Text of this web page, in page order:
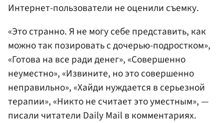
Интернет-пользователи не оценили съемку.
«Это странно. Я не могу себе представить, как
можно так позировать с дочерью-подростком»,
«Готова на все ради денег», «Совершенно
неуместно», «Извините, но это совершенно
неправильно», «Хайди нуждается в серьезной
терапии», «Никто не считает это уместным», —
писали читатели Daily Mail в комментариях.